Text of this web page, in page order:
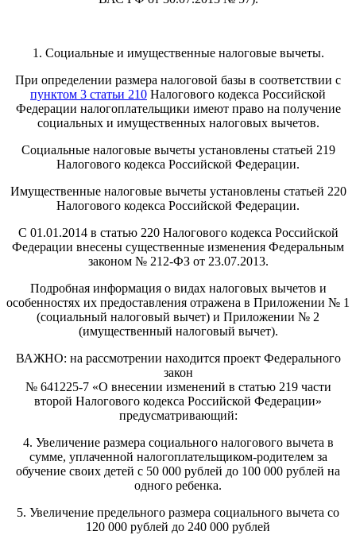
1. Социальные и имущественные налоговые вычеты.
При определении размера налоговой базы в соответствии с
пунктом 3 статьи 210 Налогового кодекса Российской
Федерации налогоплательщики имеют право на получение
социальных и имущественных налоговых вычетов.
Социальные налоговые вычеты установлены статьей 219
Налогового кодекса Российской Федерации.
Имущественные налоговые вычеты установлены статьей 220
Налогового кодекса Российской Федерации.
С 01.01.2014 в статью 220 Налогового кодекса Российской
Федерации внесены существенные изменения Федеральным
законом № 212-ФЗ от 23.07.2013.
Подробная информация о видах налоговых вычетов и
особенностях их предоставления отражена в Приложении № 1
(социальный налоговый вычет) и Приложении № 2
(имущественный налоговый вычет).
ВАЖНО: на рассмотрении находится проект Федерального
закон
№ 641225-7 «О внесении изменений в статью 219 части
второй Налогового кодекса Российской Федерации»
предусматривающий:
4. Увеличение размера социального налогового вычета в
сумме, уплаченной налогоплательщиком-родителем за
обучение своих детей с 50 000 рублей до 100 000 рублей на
одного ребенка.
5. Увеличение предельного размера социального вычета со
120 000 рублей до 240 000 рублей